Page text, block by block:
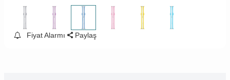
Fiyat Alarmı Paylaş